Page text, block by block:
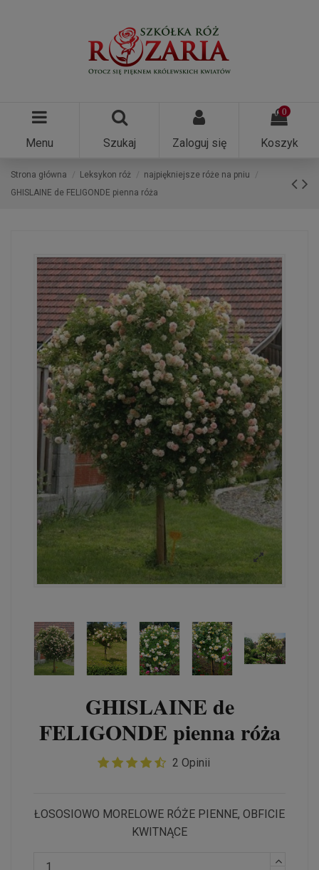
Menu Szukaj Zaloguj się
0
Koszyk
Strona główna Leksykon róż
najpiękniejsze róże na pniu
GHISLAINE de FELIGONDE pienna róża
GHISLAINE de
FELIGONDE pienna róża
2 Opinii
ŁOSOSIOWO MORELOWE RÓŻE PIENNE, OBFICIE
KWITNĄCE